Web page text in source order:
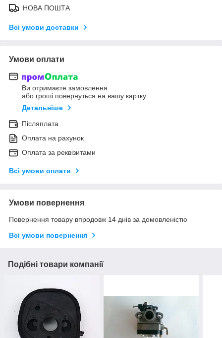
НОВА ПОШТА
Всі умови доставки
Умови оплати
Ви отримаєте замовлення
або гроші повернуться на вашу картку
Детальніше
Післяплата
Оплата на рахунок
Оплата за реквізитами
Всі умови оплати
Умови повернення
Повернення товару впродовж 14 днів за домовленістю
Всі умови повернення
Подібні товари компанії